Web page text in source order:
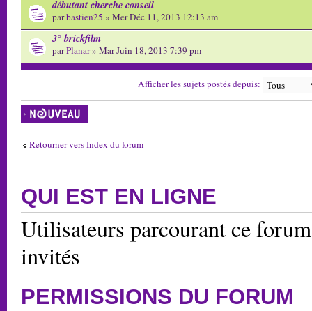
débutant cherche conseil
parbastien25 » Mer Déc 11, 2013 12:13 am
3° brickfilm
parPlanar» Mar Juin 18, 2013 7:39 pm
Afficher les sujets postés depuis:
Écrire un nouveau
sujet
Retourner vers Index du forum
QUI EST EN LIGNE
Utilisateurs parcourant ce
invités
PERMISSIONS DU FORUM